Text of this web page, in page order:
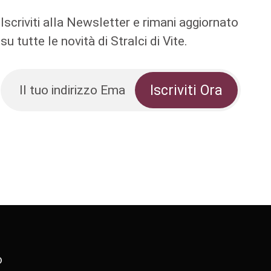
Iscriviti alla Newsletter e rimani aggiornato
su tutte le novità di Stralci di Vite.